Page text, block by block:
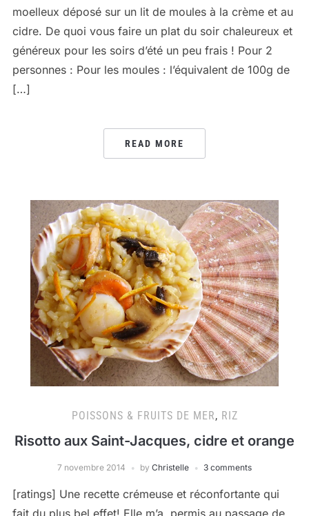
moelleux déposé sur un lit de moules à la crème et au
cidre. De quoi vous faire un plat du soir chaleureux et
généreux pour les soirs d’été un peu frais ! Pour 2
personnes : Pour les moules : l’équivalent de 100g de
[…]
READ MORE
POISSONS & FRUITS DE MER, RIZ
Risotto aux Saint-Jacques, cidre et orange
7 novembre 2014 by Christelle 3 comments
[ratings] Une recette crémeuse et réconfortante qui
fait du plus bel effet! Elle m’a permis au passage de